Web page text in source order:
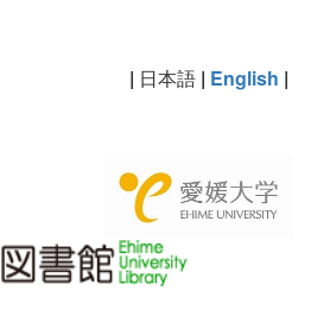
| 日本語 | English |